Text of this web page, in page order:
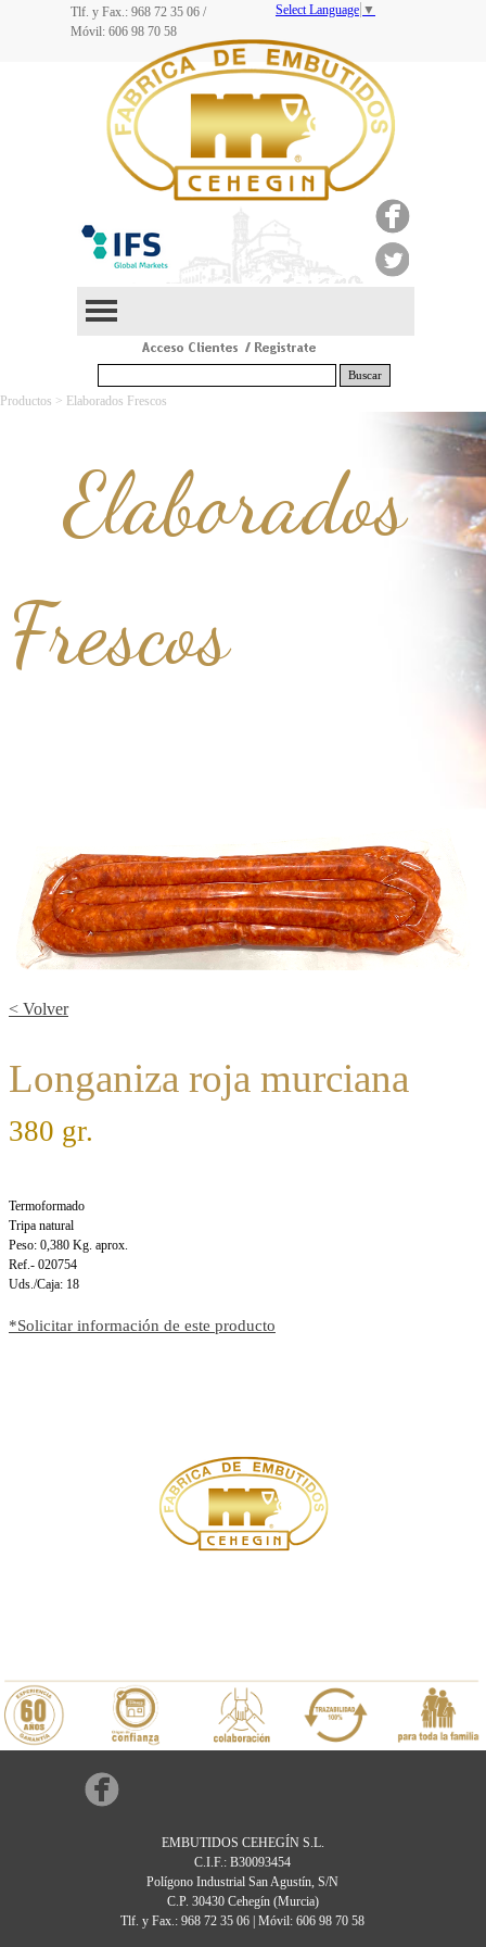
Buscar
Select Language ▼
Tlf. y Fax.: 968 72 35 06 /
Móvil: 606 98 70 58
Productos > Elaborados Frescos
Elaborados
Frescos
< Volver
Longaniza roja murciana
380 gr.
Termoformado
Tripa natural
Peso: 0,380 Kg. aprox.
Ref.- 020754
Uds./Caja: 18
*Solicitar información de este producto
EMBUTIDOS CEHEGÍN S.L.
C.I.F.: B30093454
Polígono Industrial San Agustín, S/N
C.P. 30430 Cehegín (Murcia)
Tlf. y Fax.: 968 72 35 06 | Móvil: 606 98 70 58